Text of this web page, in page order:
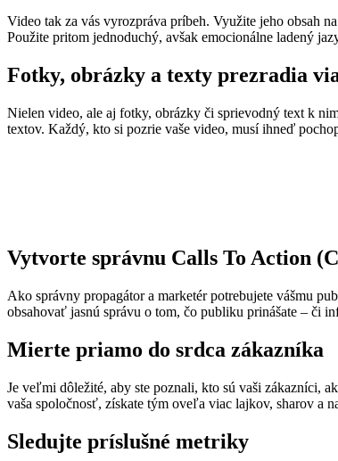
Video tak za vás vyrozpráva príbeh. Využite jeho obsah
Použite pritom jednoduchý, avšak emocionálne ladený
Fotky, obrázky a texty prezradia
Nielen video, ale aj fotky, obrázky či sprievodný text k
textov. Každý, kto si pozrie vaše video, musí ihneď
Vytvorte správnu Calls To Action
Ako správny propagátor a marketér potrebujete vášmu
obsahovať jasnú správu o tom, čo publiku prinášate – či
Mierte priamo do srdca zákazníka
Je veľmi dôležité, aby ste poznali, kto sú vaši zákazníci,
vaša spoločnosť, získate tým oveľa viac lajkov, sharov a
Sledujte príslušné metriky